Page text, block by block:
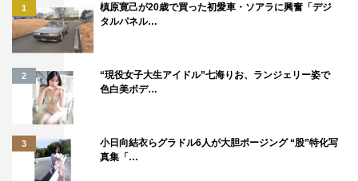
『グレイトギフト』©テレビ朝日
番組情報
木曜ドラマ『グレイトギフト』
テレビ朝日系
毎週木曜 午後9時～9時54分
1
槙原寛己が20歳で買った初愛車・ソアラに興奮「デジ
タルパネル…
2
“現役女子大生アイドル”七海りお、ランジェリー姿で
色白美ボデ…
3
小日向結衣らグラドル6人が大胆ポージング “股”特化写
真集「…